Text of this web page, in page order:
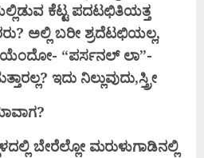
ಕೆಟ್ಟ ಪದಟಛಿತಿಯತ್ತ
ಅಲ್ಲಿ ಬರೀ ಶ್ರದೆಟಛಿಯಲ್ಲ,
“ಪರ್ಸನಲ್ ಲಾ”-
ಇದು ನಿಲ್ಲುವುದು,ಸ್ತ್ರೀ
ಬೇರೆಲ್ಲೋ ಮರುಳುಗಾಡಿನಲ್ಲಿ